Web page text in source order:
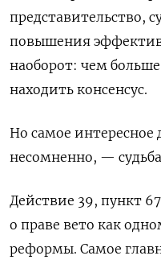
представительство,
повышения
наоборот: чем
находить консенсус.
Но самое
несомненно, —
Действие 39, пункт
о праве вето как
реформы. Самое